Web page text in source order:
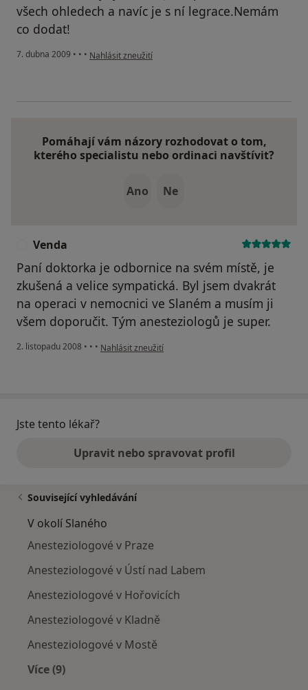
všech ohledech a navíc je s ní legrace.Nemám
co dodat!
7. dubna 2009 • • • podle názoru uživatele Radana
Nahlásit zneužití
Pomáhají vám názory rozhodovat o tom,
kterého specialistu nebo ordinaci navštívit?
Ano Ne
Venda
Paní doktorka je odbornice na svém místě, je
zkušená a velice sympatická. Byl jsem dvakrát
na operaci v nemocnici ve Slaném a musím ji
všem doporučit. Tým anesteziologů je super.
2. listopadu 2008 • • • podle názoru uživatele Venda
Nahlásit zneužití
Jste tento lékař?
Upravit nebo spravovat profil
Související vyhledávání
V okolí Slaného
Anesteziologové v Praze
Anesteziologové v Ústí nad Labem
Anesteziologové v Hořovicích
Anesteziologové v Kladně
Anesteziologové v Mostě
Více (9)